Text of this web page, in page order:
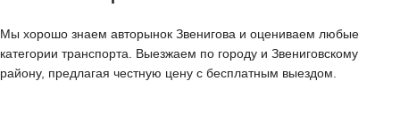
Мы хорошо знаем авторынок Звенигова и оцениваем любые
категории транспорта. Выезжаем по городу и Звениговскому
району, предлагая честную цену с бесплатным выездом.